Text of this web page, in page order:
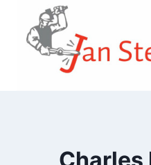
Doorgaan
inhoud